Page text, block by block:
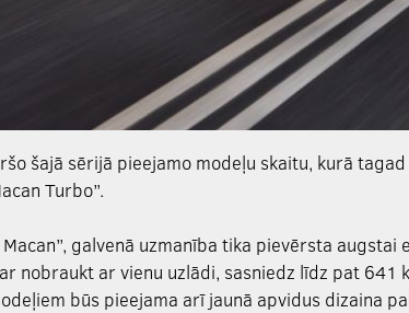
šajā sērijā pieejamo modeļu skaitu, kurā
Turbo”.
galvenā uzmanība tika pievērsta
nobraukt ar vienu uzlādi, sasniedz līdz pat 641
būs pieejama arī jaunā apvidus dizaina